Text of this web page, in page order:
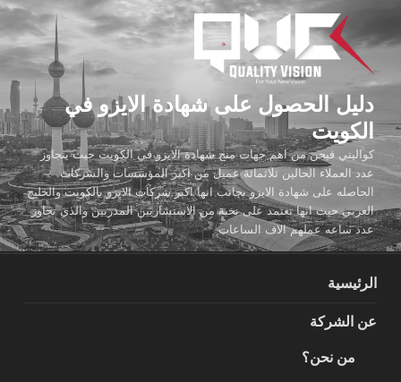
المحتوى
دليل الحصول على شهادة الايزو في
الكويت
كواليتي فيجن من اهم جهات منح شهادة الايزو في الكويت حيث يتجاوز
عدد العملاء الحالين ثلاثمائة عميل من اكبر المؤسسات والشركات
الحاصله على شهادة الايزو بجانب انها اكبر شركات الايزو بالكويت والخليج
العربي حيث انها تعتمد على نخبة من الاستشاريين المدربين والذي تجاوز
عدد ساعه عملهم الاف الساعات
الرئيسية
عن الشركة
من نحن؟